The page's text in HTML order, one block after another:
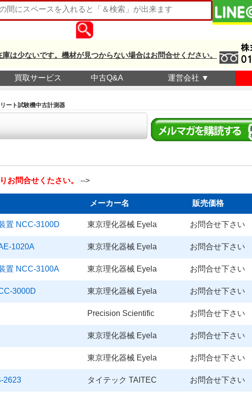
は少ないです。機材が見つからない場合はお問合せください。
買取サービス 中古Q&A 運営会社 ▼
ート試験機中古計測器
お問合せくたさい。 -->
メーカー名 販売価格
置 NCC-3100D 東京理化器械 Eyela お問合せ下さい
1020A 東京理化器械 Eyela お問合せ下さい
置 NCC-3100A 東京理化器械 Eyela お問合せ下さい
3000D 東京理化器械 Eyela お問合せ下さい
Precision Scientific お問合せ下さい
東京理化器械 Eyela お問合せ下さい
東京理化器械 Eyela お問合せ下さい
2623 タイテック TAITEC お問合せ下さい